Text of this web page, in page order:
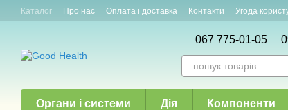
Перейти до основного контенту
Каталог Про нас Оплата і доставка Контакти Угода
067 775-01-05
Органи і системи Дія Компоненти